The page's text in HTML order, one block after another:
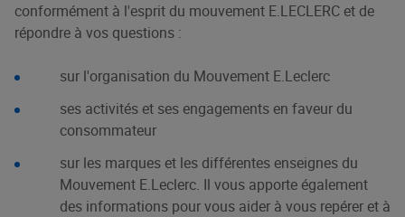
conformément à l'esprit du mouvement E.LECLERC et de
répondre à vos questions :
sur l'organisation du Mouvement E.Leclerc
ses activités et ses engagements en faveur du
consommateur
sur les marques et les différentes enseignes du
Mouvement E.Leclerc. Il vous apporte également
des informations pour vous aider à vous repérer et à